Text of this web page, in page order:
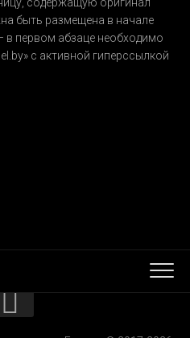
быть размещена в начале
в первом абзаце необходимо
с активной гиперссылкой